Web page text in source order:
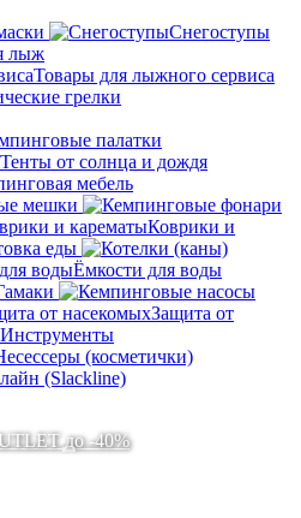
Снегоступы
лыж
Товары для лыжного сервиса
грелки
палатки
Тенты от солнца и дождя
мебель
мешки
Коврики и
еды
Ёмкости для воды
Защита от
Инструменты
(косметички)
(Slackline)
до -40%